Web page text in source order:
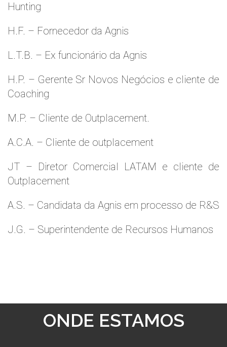
Hunting
H.F. – Fornecedor da Agnis
L.T.B. – Ex funcionário da Agnis
H.P. – Gerente Sr Novos Negócios e cliente de
Coaching
M.P. – Cliente de Outplacement.
A.C.A. – Cliente de outplacement
JT – Diretor Comercial LATAM e cliente de
Outplacement
A.S. – Candidata da Agnis em processo de R&S
J.G. – Superintendente de Recursos Humanos
ONDE ESTAMOS